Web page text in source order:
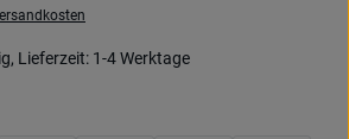
Lieferzeit: 1-4 Werktage